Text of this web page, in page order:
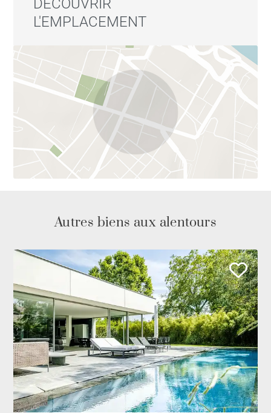
DÉCOUVRIR
L'EMPLACEMENT
Autres biens aux alentours